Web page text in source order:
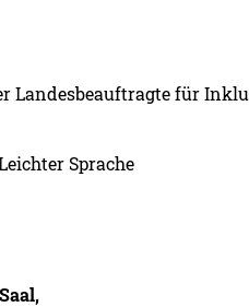
Landesbeauftragte für
Sprache